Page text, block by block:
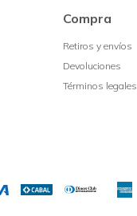
Compra
Retiros y envíos
Devoluciones
Términos legales